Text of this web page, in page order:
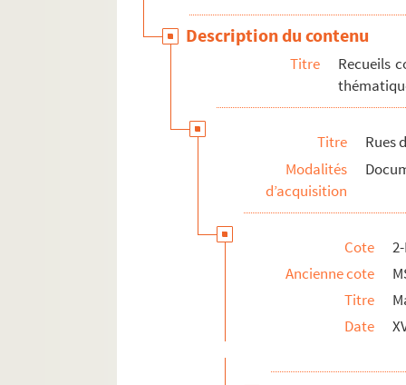
Description du contenu
Titre
Recueils
Titre
Rues
Modalités
d’acquisition
Cote
Ancienne cote
Titre
Date